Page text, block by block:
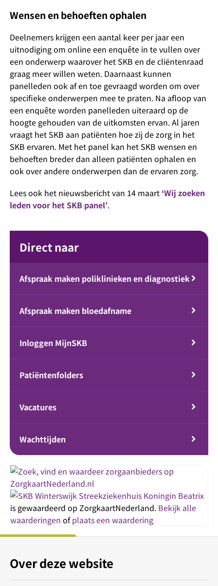
Wensen en behoeften ophalen
Deelnemers krijgen een aantal keer per jaar een
uitnodiging om online een enquête in te vullen over
een onderwerp waarover het SKB en de cliëntenraad
graag meer willen weten. Daarnaast kunnen
panelleden ook af en toe gevraagd worden om over
specifieke onderwerpen mee te praten. Na afloop van
een enquête worden panelleden uiteraard op de
hoogte gehouden van de uitkomsten ervan. Al jaren
vraagt het SKB aan patiënten hoe zij de zorg in het
SKB ervaren. Met het panel kan het SKB wensen en
behoeften breder dan alleen patiënten ophalen en
ook over andere onderwerpen dan de ervaren zorg.
Lees ook het nieuwsbericht van 14 maart ‘Wij zoeken
leden voor het SKB panel’.
Direct naar
Afspraak maken poliklinieken en diagnostiek
Afspraak maken bloedafname
Inloggen MijnSKB
Patiëntenfolders
Vacatures
Wachttijden
Streekziekenhuis Koningin Beatrix
is gewaardeerd op ZorgkaartNederland. Bekijk alle
waarderingen ofplaats een waardering
Over deze website